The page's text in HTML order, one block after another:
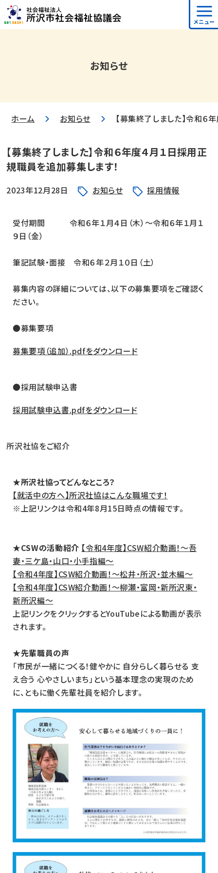
メニュー
お知らせ
ホーム お知らせ 【募集終了しました】令和６
【募集終了しました】令和６年度４月１日採用正
規職員を追加募集します！
2023年12月28日 お知らせ 採用情報
受付期間 令和６年１月４日（木）～令和６年１月１
９日（金）
筆記試験・面接 令和６年２月１０日（土）
募集内容の詳細については、以下の募集要項をご確認く
ださい。
●募集要項
募集要項（追加）.pdfをダウンロード
●採用試験申込書
採用試験申込書.pdfをダウンロード
所沢社協をご紹介
★所沢社協ってどんなところ？
【就活中の方へ】所沢社協はこんな職場です！
※上記リンクは令和4年8月15日時点の情報です。
★CSWの活動紹介 【令和4年度】CSW紹介動画！～吾
妻・三ケ島・山口・小手指編～
【令和4年度】CSW紹介動画！～松井・所沢・並木編～
【令和4年度】CSW紹介動画！～柳瀬・富岡・新所沢東・
新所沢編～
上記リンクをクリックするとYouTubeによる動画が表示
されます。
★先輩職員の声
「市民が一緒につくる！健やかに 自分らしく暮らせる 支
え合う 心やさしいまち」という基本理念の実現のため
に、ともに働く先輩社員を紹介します。